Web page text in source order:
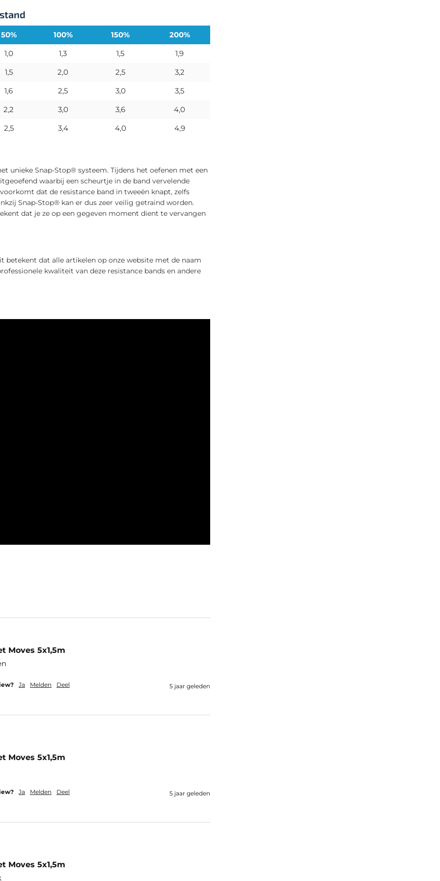
50% 100% 150%
200%
1,0
1,3 1,5
1,9
1,5
2,0 2,5
3,2
1,6
2,5 3,0
3,5
2,2
3,0 3,6
4,0
2,5
3,4 4,0 4,9
unieke Snap-Stop® systeem. Tijdens het oefenen met een
waarbij een scheurtje in de band vervelende
dat de resistance band in tweeën knapt, zelfs
Snap-Stop® kan er dus zeer veilig getraind worden.
dat je ze op een gegeven moment dient te vervangen
betekent dat alle artikelen op onze website met de naam
kwaliteit van deze resistance bands en andere
Moves 5x1,5m
Ja Melden Deel 5 jaar geleden
Moves 5x1,5m
Ja Melden Deel 5 jaar geleden
Moves 5x1,5m